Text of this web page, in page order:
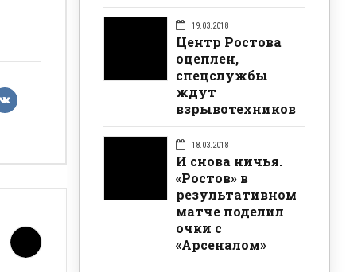
19.03.2018
Центр Ростова
оцеплен,
спецслужбы
ждут
взрывотехников
18.03.2018
И снова ничья.
«Ростов» в
результативном
матче поделил
очки с
«Арсеналом»